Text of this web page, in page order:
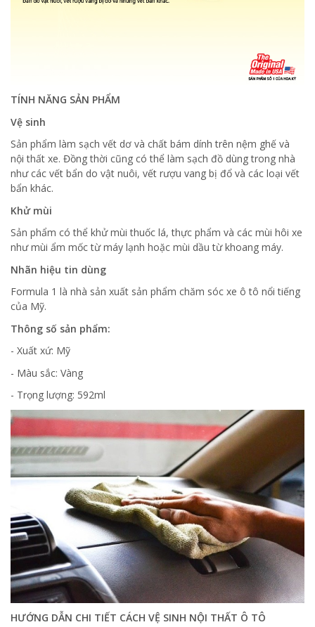
TÍNH NĂNG SẢN PHẨM
Vệ sinh
Sản phẩm làm sạch vết dơ và chất bám dính trên nệm ghế và
nội thất xe. Đồng thời cũng có thể làm sạch đồ dùng trong nhà
như các vết bẩn do vật nuôi, vết rượu vang bị đổ và các loại vết
bẩn khác.
Khử mùi
Sản phẩm có thể khử mùi thuốc lá, thực phẩm và các mùi hôi xe
như mùi ẩm mốc từ máy lạnh hoặc mùi dầu từ khoang máy.
Nhãn hiệu tin dùng
Formula 1 là nhà sản xuất sản phẩm chăm sóc xe ô tô nổi tiếng
của Mỹ.
Thông số sản phẩm:
- Xuất xứ: Mỹ
- Màu sắc: Vàng
- Trọng lượng: 592ml
HƯỚNG DẪN CHI TIẾT CÁCH VỆ SINH NỘI THẤT Ô TÔ